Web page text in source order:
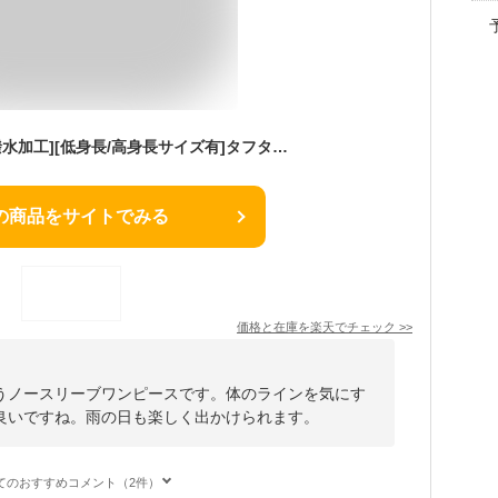
SC M MT Lサイズ [撥水加工][低身長/高身長サイズ有]タフタキーネックノースリーブワンピース レディース ワンピース ノースリーブ ロングワンピ Iライン 撥水加工 マシンウォッシャブル 梅雨 雨の日 カッパ 晴雨兼用 イージーケア タフタ
商品をサイトでみる
価格と在庫を楽天でチェック >>
ースリーブワンピースです。体のラインを気にす
ですね。雨の日も楽しく出かけられます。
のおすすめコメント（2件）